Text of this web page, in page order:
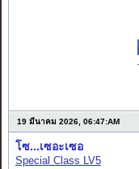
19 มีนาคม 2026, 06:47:AM
โซ...เซอะเซอ
Special Class LV5